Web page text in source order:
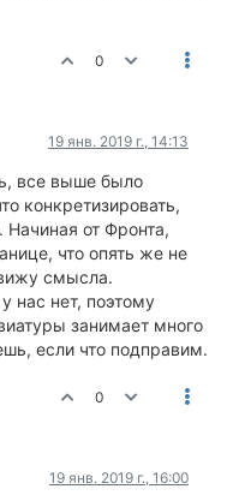
0
19 янв. 2019 г., 14:13
все выше было
конкретизировать,
Начиная от Фронта,
что опять же не
смысла.
нас нет, поэтому
занимает много
если что подправим.
0
19 янв. 2019 г., 16:00